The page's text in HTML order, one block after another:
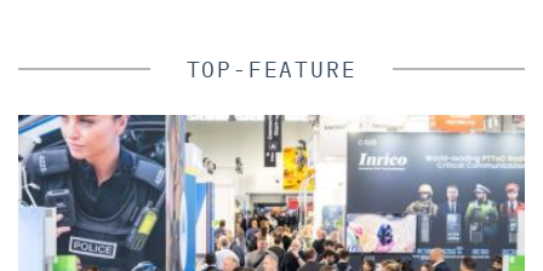
TOP-FEATURE